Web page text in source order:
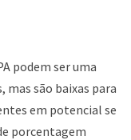
podem ser uma
são baixas para
em potencial se
porcentagem